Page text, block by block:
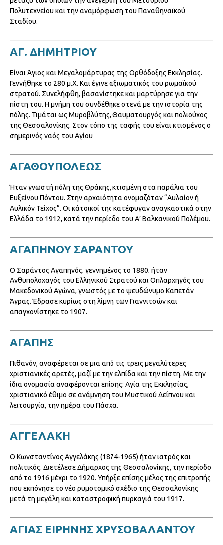
Πολυτεχνείου και την αναμόρφωση του Παναθηναϊκού
Σταδίου.
ΑΓ. ΔΗΜΗΤΡΙΟΥ
Είναι Άγιος και Μεγαλομάρτυρας της Ορθόδοξης Εκκλησίας.
Γεννήθηκε το 280 μ.Χ. Και έγινε αξιωματικός του ρωμαϊκού
στρατού. Συνελήφθη, βασανίστηκε και μαρτύρησε για την
πίστη του. Η μνήμη του συνδέθηκε στενά με την ιστορία της
πόλης. Τιμάται ως Μυροβλύτης, Θαυματουργός και πολιούχος
της Θεσσαλονίκης. Στον τόπο της ταφής του είναι κτισμένος ο
σημερινός ναός του Αγίου
ΑΓΑΘΟΥΠΟΛΕΩΣ
Ήταν γνωστή πόλη της Θράκης, κτισμένη στα παράλια του
Ευξείνου Πόντου. Στην αρχαιότητα ονομαζόταν “Αυλαίον ή
Αυλικόν Τείχος”. Οι κάτοικοί της κατέφυγαν αναγκαστικά στην
Ελλάδα το 1912, κατά την περίοδο του Α’ Βαλκανικού Πολέμου.
ΑΓΑΠΗΝΟΥ ΣΑΡΑΝΤΟΥ
Ο Σαράντος Αγαπηνός, γεννημένος το 1880, ήταν
Ανθυπολοχαγός του Ελληνικού Στρατού και Οπλαρχηγός του
Μακεδονικού Αγώνα, γνωστός με το ψευδώνυμο Καπετάν
Άγρας. Έδρασε κυρίως στη λίμνη των Γιαννιτσών και
απαγχονίστηκε το 1907.
ΑΓΑΠΗΣ
Πιθανόν, αναφέρεται σε μια από τις τρεις μεγαλύτερες
χριστιανικές αρετές, μαζί με την ελπίδα και την πίστη. Με την
ίδια ονομασία αναφέρονται επίσης: Αγία της Εκκλησίας,
χριστιανικό έθιμο σε ανάμνηση του Μυστικού Δείπνου και
λειτουργία, την ημέρα του Πάσχα.
ΑΓΓΕΛΑΚΗ
Ο Κωνσταντίνος Αγγελάκης (1874-1965) ήταν ιατρός και
πολιτικός. Διετέλεσε Δήμαρχος της Θεσσαλονίκης, την περίοδο
από το 1916 μέχρι το 1920. Υπήρξε επίσης μέλος της επιτροπής
που εκπόνησε το νέο ρυμοτομικό σχέδιο της Θεσσαλονίκης
μετά τη μεγάλη και καταστροφική πυρκαγιά του 1917.
ΑΓΙΑΣ ΕΙΡΗΝΗΣ ΧΡΥΣΟΒΑΛΑΝΤΟΥ